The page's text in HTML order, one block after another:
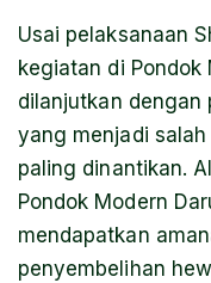
Usai pelaksanaan
kegiatan di Pondok
dilanjutkan dengan
yang menjadi
paling dinantikan.
Pondok Modern
mendapatkan
penyembelihan